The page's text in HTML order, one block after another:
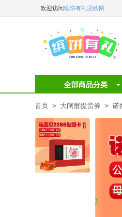
欢迎访问缤饼有礼团购网
全部商品分类
首页 > 大闸蟹提货券 > 诺